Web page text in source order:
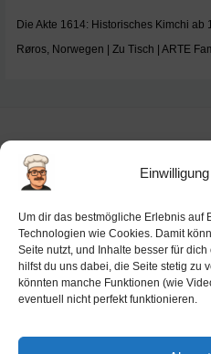
Um dir das bestmögliche Erlebnis auf
Technologien wie Cookies. Damit
Seite nutzt, und Inhalte besser für
hilfst du uns dabei, die Seite stetig zu
könnten manche Funktionen (wie
eventuell nicht perfekt funktionieren.
Die Akte 1614: Historisches Kimchi ab
Røros, Norwegen | Zu Tisch | ARTE
Cookie-